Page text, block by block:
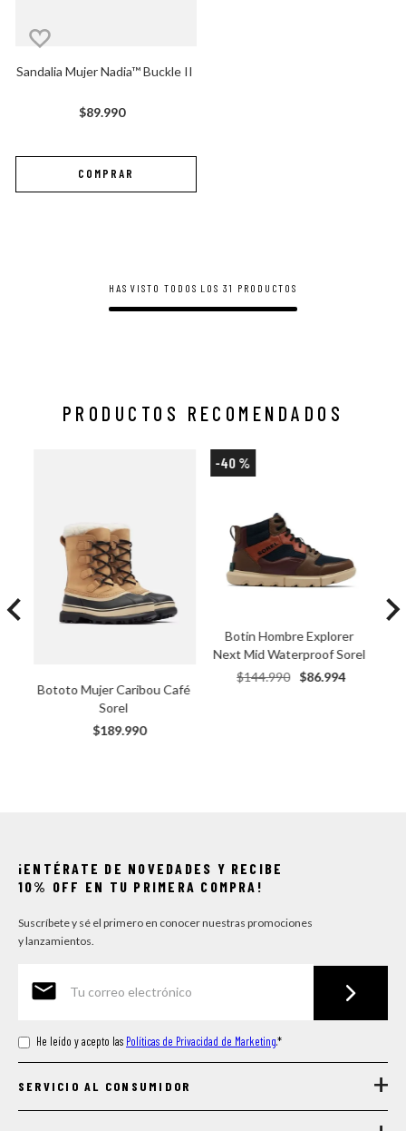
Sandalia Mujer Nadia™ Buckle II
$89.990
HAS VISTO TODOS LOS31 PRODUCTOS
PRODUCTOS RECOMENDADOS
Bototo Mujer Caribou Café
Sorel
$189.990
-40 %
Botin Hombre Explorer
Next Mid Waterproof Sorel
$144.990 $86.994
¡ENTÉRATE DE NOVEDADES Y RECIBE
10% OFF EN TU PRIMERA COMPRA!
Suscríbete y sé el primero en conocer nuestras promociones
y lanzamientos.
He leído y acepto las Políticas de Privacidad de Marketing.*
SERVICIO AL CONSUMIDOR +